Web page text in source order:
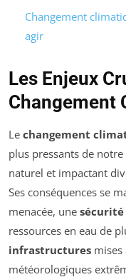
Changement
agir
Les Enjeux
Changement
Le changement
plus pressants de
naturel et impactant
Ses conséquences se
menacée, une
ressources en eau de
infrastructures
météorologiques